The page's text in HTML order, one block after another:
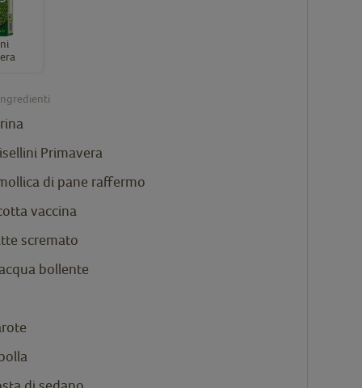
Primavera
di pane raffermo
vaccina
scremato
bollente